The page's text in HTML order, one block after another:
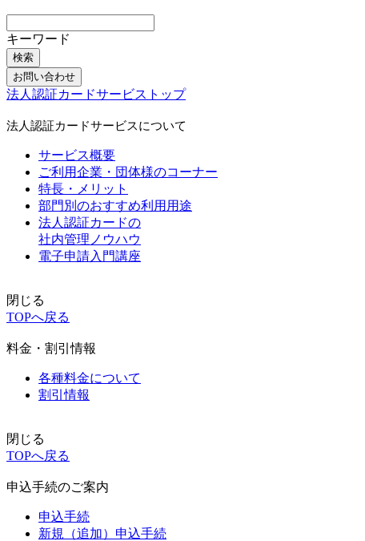
キーワード
検索
お問い合わせ
法人認証カードサービストップ
法人認証カードサービスについて
サービス概要
ご利用企業・団体様のコーナー
特長・メリット
部門別のおすすめ利用用途
法人認証カードの
社内管理ノウハウ
電子申請入門講座
閉じる
TOPへ戻る
料金・割引情報
各種料金について
割引情報
閉じる
TOPへ戻る
申込手続のご案内
申込手続
新規（追加）申込手続